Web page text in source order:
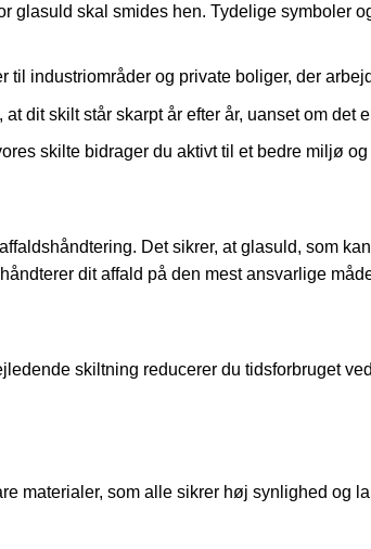
glasuld skal smides hen. Tydelige symboler
til industriområder og private boliger, der
dit skilt står skarpt år efter år, uanset om det
skilte bidrager du aktivt til et bedre miljø
Det sikrer, at glasuld, som
dit affald på den mest ansvarlige
skiltning reducerer du tidsforbruget
materialer, som alle sikrer høj synlighed og